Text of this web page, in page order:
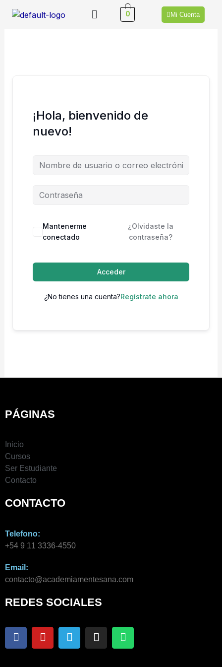
Menú 0 Mi Cuenta
¡Hola, bienvenido de
nuevo!
Mantenerme
conectado
¿Olvidaste la
contraseña?
Acceder
¿No tienes una cuenta?Regístrate ahora
PÁGINAS
Inicio
Cursos
Ser Estudiante
Contacto
CONTACTO
Telefono:
+54 9 11 3336-4550​
Email:
contacto@academiamentesana.com​
REDES SOCIALES
F
a
Y
o
T
e
I
n
W
h